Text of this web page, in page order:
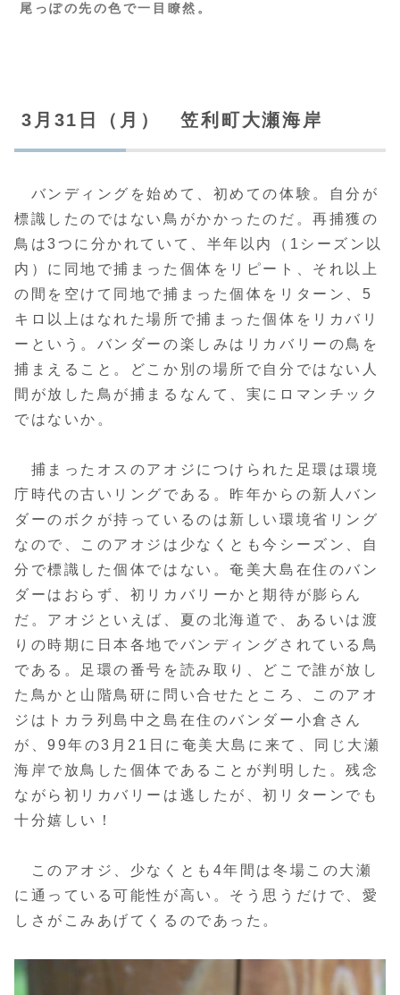
尾っぽの先の色で一目瞭然。
3月31日（月） 笠利町大瀬海岸
バンディングを始めて、初めての体験。自分が
標識したのではない鳥がかかったのだ。再捕獲の
鳥は3つに分かれていて、半年以内（1シーズン以
内）に同地で捕まった個体をリピート、それ以上
の間を空けて同地で捕まった個体をリターン、5
キロ以上はなれた場所で捕まった個体をリカバリ
ーという。バンダーの楽しみはリカバリーの鳥を
捕まえること。どこか別の場所で自分ではない人
間が放した鳥が捕まるなんて、実にロマンチック
ではないか。
捕まったオスのアオジにつけられた足環は環境
庁時代の古いリングである。昨年からの新人バン
ダーのボクが持っているのは新しい環境省リング
なので、このアオジは少なくとも今シーズン、自
分で標識した個体ではない。奄美大島在住のバン
ダーはおらず、初リカバリーかと期待が膨らん
だ。アオジといえば、夏の北海道で、あるいは渡
りの時期に日本各地でバンディングされている鳥
である。足環の番号を読み取り、どこで誰が放し
た鳥かと山階鳥研に問い合せたところ、このアオ
ジはトカラ列島中之島在住のバンダー小倉さん
が、99年の3月21日に奄美大島に来て、同じ大瀬
海岸で放鳥した個体であることが判明した。残念
ながら初リカバリーは逃したが、初リターンでも
十分嬉しい！
このアオジ、少なくとも4年間は冬場この大瀬
に通っている可能性が高い。そう思うだけで、愛
しさがこみあげてくるのであった。